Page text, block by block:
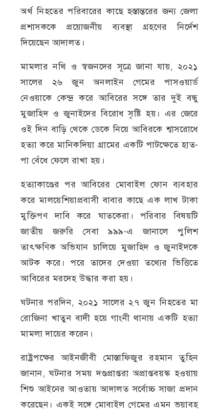
অর্থ নিহতের পরিবারের কাছে হস্তান্তরের জন্য জেলা
প্রশাসককে প্রয়োজনীয় ব্যবস্থা গ্রহণের নির্দেশ
দিয়েছেন আদালত।
মামলার নথি ও স্বজনদের সূত্রে জানা যায়, ২০২১
সালের ২৬ জুন অনলাইন গেমের পাসওয়ার্ড
নেওয়াকে কেন্দ্র করে আবিরের সঙ্গে তার দুই বন্ধু
মুজাহিদ ও জুনাইদের বিরোধ সৃষ্টি হয়। এর জেরে
ওই দিন বাড়ি থেকে ডেকে নিয়ে আবিরকে শ্বাসরোধে
হত্যা করে মানিকদিয়া গ্রামের একটি পাটক্ষেতে হাত-
পা বেঁধে ফেলে রাখা হয়।
হত্যাকাণ্ডের পর আবিরের মোবাইল ফোন ব্যবহার
করে মালয়েশিয়াপ্রবাসী বাবার কাছে এক লাখ টাকা
মুক্তিপণ দাবি করে ঘাতকেরা। পরিবার বিষয়টি
জাতীয় জরুরি সেবা ৯৯৯-এ জানালে পুলিশ
তাৎক্ষণিক অভিযান চালিয়ে মুজাহিদ ও জুনাইদকে
আটক করে। পরে তাদের দেওয়া তথ্যের ভিত্তিতে
আবিরের মরদেহ উদ্ধার করা হয়।
ঘটনার পরদিন, ২০২১ সালের ২৭ জুন নিহতের মা
রোজিনা খাতুন বাদী হয়ে গাংনী থানায় একটি হত্যা
মামলা দায়ের করেন।
রাষ্ট্রপক্ষের আইনজীবী মোস্তাফিজুর রহমান তুহিন
জানান, ঘটনার সময় দণ্ডপ্রাপ্তরা অপ্রাপ্তবয়স্ক হওয়ায়
শিশু আইনের আওতায় আদালত সর্বোচ্চ সাজা প্রদান
করেছেন। একই সঙ্গে মোবাইল গেমের এমন ভয়াবহ